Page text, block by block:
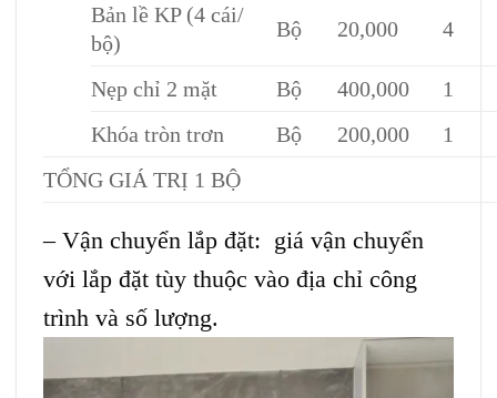
Bản lề KP (4 cái/
bộ)
Bộ 20,000 4
Nẹp chỉ 2 mặt Bộ 400,000
1
Khóa tròn trơn
Bộ 200,000
1
TỔNG GIÁ TRỊ 1 BỘ
– Vận chuyển lắp đặt: giá vận chuyển
với lắp đặt tùy thuộc vào địa chỉ công
trình và số lượng.